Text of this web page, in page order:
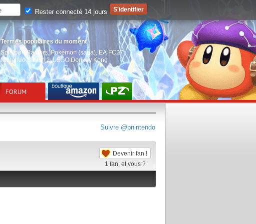
Termes populaires du moment
Splatoon Raiders, Pokémon (saga) EA FC27,
Nintendo Switch 2,LEGO Donkey Kong
FORUM
Suivre @pnintendo
Devenir fan !
1 fan, et vous ?
Rester connecté 14 jours